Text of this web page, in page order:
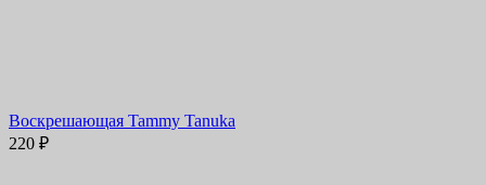
Воскрешающая Tammy Tanuka
220 ₽